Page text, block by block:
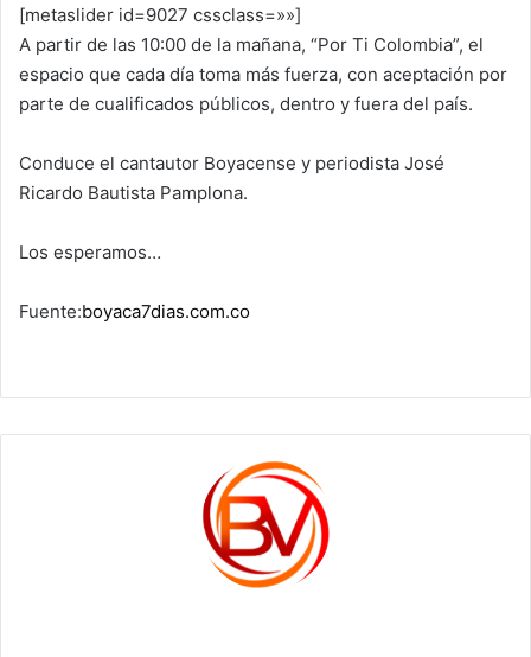
[metaslider id=9027 cssclass=»»]
A partir de las 10:00 de la mañana, “Por Ti Colombia”, el
espacio que cada día toma más fuerza, con aceptación por
parte de cualificados públicos, dentro y fuera del país.
Conduce el cantautor Boyacense y periodista José
Ricardo Bautista Pamplona.
Los esperamos…
Fuente:boyaca7dias.com.co